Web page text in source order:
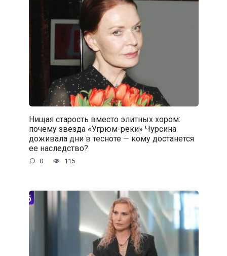
Нищая старость вместо элитных хором:
почему звезда «Угрюм-реки» Чурсина
доживала дни в тесноте — кому достанется
ее наследство?
0 115